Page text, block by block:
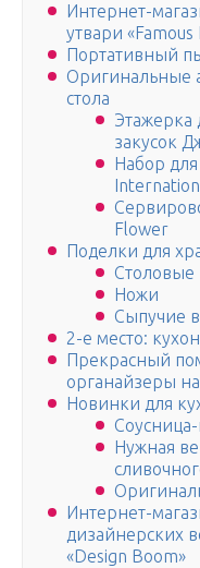
Интернет-
утвари «Famous
Портативный
Оригинальные
стола
Этажерка
закусок
Набор
Flower
Поделки для
Ножи
Сыпучие
2-е место:
Прекрасный
органайзеры
Новинки для
Нужная
Интернет-
дизайнерских
«Design Boom»